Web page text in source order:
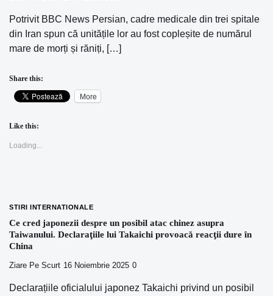
Potrivit BBC News Persian, cadre medicale din trei spitale
din Iran spun că unitățile lor au fost copleșite de numărul
mare de morți și răniți, […]
Share this:
More
Like this:
Loading...
STIRI INTERNATIONALE
Ce cred japonezii despre un posibil atac chinez asupra
Taiwanului. Declaraţiile lui Takaichi provoacă reacţii dure în
China
Ziare Pe Scurt 16 Noiembrie 2025 0
Declarațiile oficialului japonez Takaichi privind un posibil